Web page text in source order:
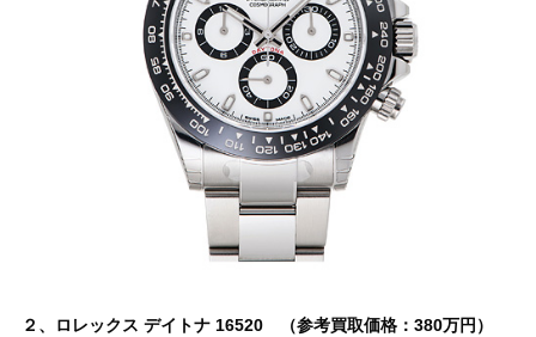
２、ロレックス デイトナ 16520 （参考買取価格：380万円）